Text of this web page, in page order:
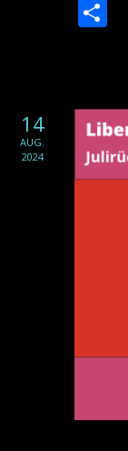
14
AUG.
2024